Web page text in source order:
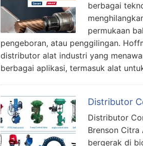
berbagai
permukaan
pengeboran, atau penggilingan.
distributor alat industri yang
berbagai aplikasi, termasuk alat
Distributor
Distributor
Brenson Citra
bergerak di